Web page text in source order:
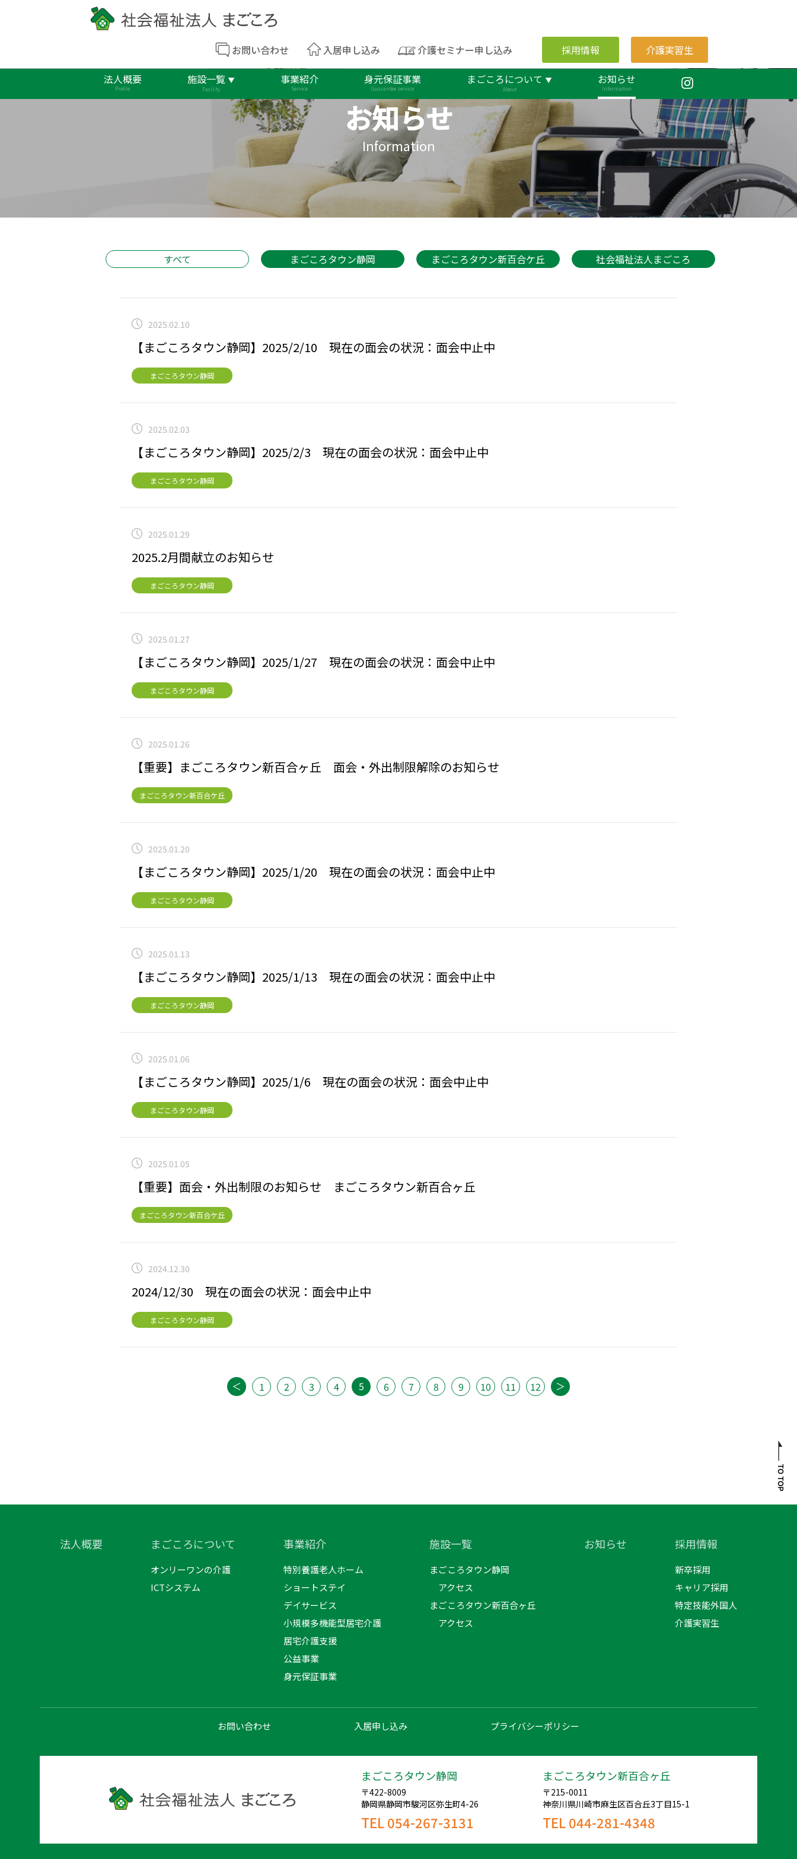
お問い合わせ 入居申し込み 介護セミナー申し込み 採用情報 介護実習生
法人概要
Profile
施設一覧
Facility
事業紹介
Service
身元保証事業
Guarantee service
まごころについて
About
お知らせ
Information
お知らせ
Information
すべて まごころタウン静岡 まごころタウン新百合ケ丘 社会福祉法人まごころ
2025.02.10
【まごころタウン静岡】2025/2/10 現在の面会の状況：面会中止中
まごころタウン静岡
2025.02.03
【まごころタウン静岡】2025/2/3 現在の面会の状況：面会中止中
まごころタウン静岡
2025.01.29
2025.2月間献立のお知らせ
まごころタウン静岡
2025.01.27
【まごころタウン静岡】2025/1/27 現在の面会の状況：面会中止中
まごころタウン静岡
2025.01.26
【重要】まごころタウン新百合ヶ丘 面会・外出制限解除のお知らせ
まごころタウン新百合ケ丘
2025.01.20
【まごころタウン静岡】2025/1/20 現在の面会の状況：面会中止中
まごころタウン静岡
2025.01.13
【まごころタウン静岡】2025/1/13 現在の面会の状況：面会中止中
まごころタウン静岡
2025.01.06
【まごころタウン静岡】2025/1/6 現在の面会の状況：面会中止中
まごころタウン静岡
2025.01.05
【重要】面会・外出制限のお知らせ まごころタウン新百合ヶ丘
まごころタウン新百合ケ丘
2024.12.30
2024/12/30 現在の面会の状況：面会中止中
まごころタウン静岡
＜ 1 2 3 4 5 6 7 8 9 10 11 12 ＞
法人概要 まごころについて
オンリーワンの介護
ICTシステム
事業紹介
特別養護老人ホーム
ショートステイ
デイサービス
小規模多機能型居宅介護
居宅介護支援
公益事業
身元保証事業
施設一覧
まごころタウン静岡
アクセス
まごころタウン新百合ヶ丘
アクセス
お知らせ 採用情報
新卒採用
キャリア採用
特定技能外国人
介護実習生
お問い合わせ 入居申し込み プライバシーポリシー
まごころタウン静岡
〒422-8009
静岡県静岡市駿河区弥生町4-26
TEL 054-267-3131
まごころタウン新百合ヶ丘
〒215-0011
神奈川県川崎市麻生区百合丘3丁目15-1
TEL 044-281-4348